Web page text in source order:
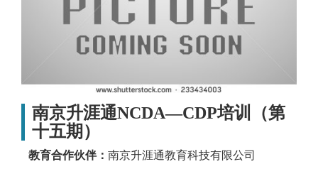
南京升涯通NCDA—CDP培训（第
十五期）
教育合作伙伴： 南京升涯通教育科技有限公司